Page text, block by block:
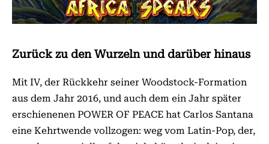
Zurück zu den Wurzeln und darüber hinaus
Mit IV, der Rückkehr seiner Woodstock-Formation
aus dem Jahr 2016, und auch dem ein Jahr später
erschienenen POWER OF PEACE hat Carlos Santana
eine Kehrtwende vollzogen: weg vom Latin-Pop, der,